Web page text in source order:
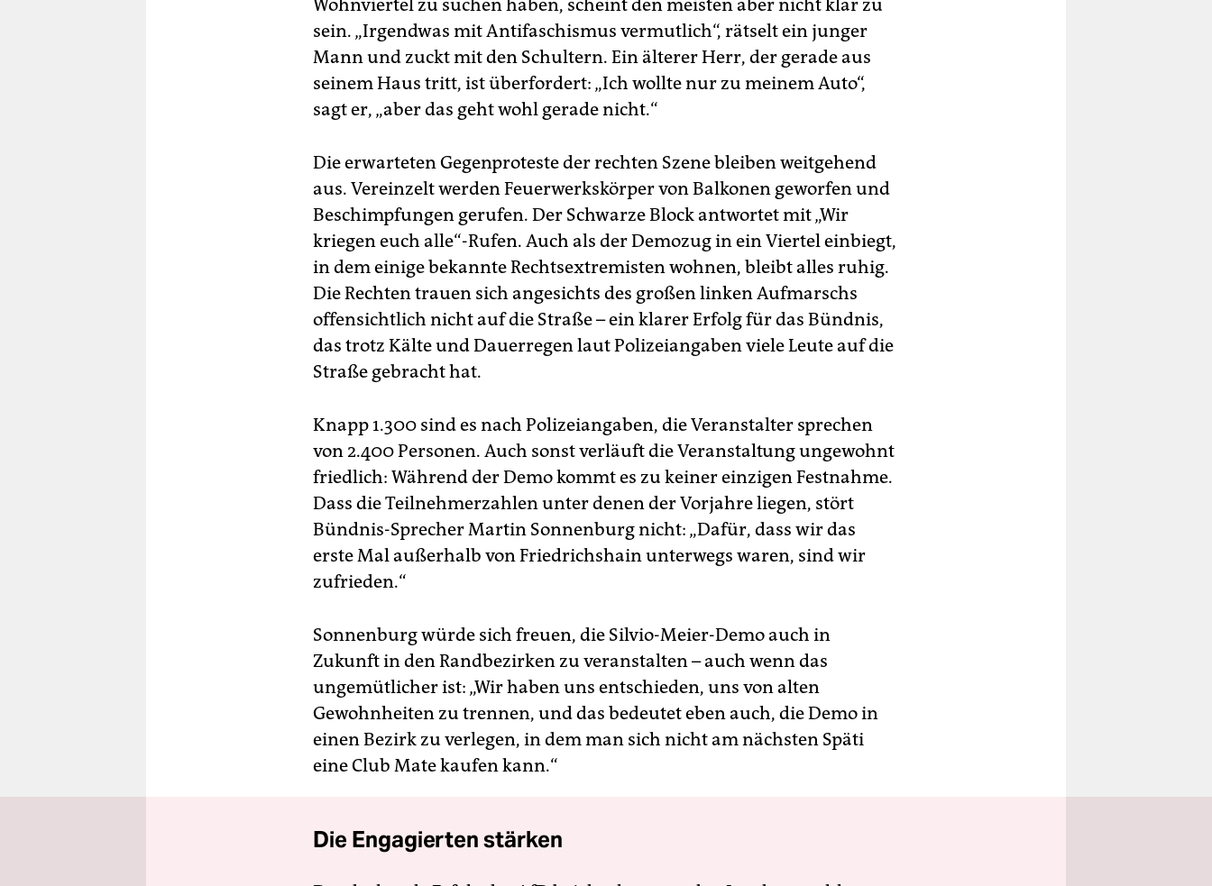
Wohnviertel zu suchen haben, scheint den meisten aber nicht klar zu
sein. „Irgendwas mit Antifaschismus vermutlich“, rätselt ein junger
Mann und zuckt mit den Schultern. Ein älterer Herr, der gerade aus
seinem Haus tritt, ist überfordert: „Ich wollte nur zu meinem Auto“,
sagt er, „aber das geht wohl gerade nicht.“
Die erwarteten Gegenproteste der rechten Szene bleiben weitgehend
aus. Vereinzelt werden Feuerwerkskörper von Balkonen geworfen und
Beschimpfungen gerufen. Der Schwarze Block antwortet mit „Wir
kriegen euch alle“-Rufen. Auch als der Demozug in ein Viertel einbiegt,
in dem einige bekannte Rechtsextremisten wohnen, bleibt alles ruhig.
Die Rechten trauen sich angesichts des großen linken Aufmarschs
offensichtlich nicht auf die Straße – ein klarer Erfolg für das Bündnis,
das trotz Kälte und Dauerregen laut Polizeiangaben viele Leute auf die
Straße gebracht hat.
Knapp 1.300 sind es nach Polizeiangaben, die Veranstalter sprechen
von 2.400 Personen. Auch sonst verläuft die Veranstaltung ungewohnt
friedlich: Während der Demo kommt es zu keiner einzigen Festnahme.
Dass die Teilnehmerzahlen unter denen der Vorjahre liegen, stört
Bündnis-Sprecher Martin Sonnenburg nicht: „Dafür, dass wir das
erste Mal außerhalb von Friedrichshain unterwegs waren, sind wir
zufrieden.“
Sonnenburg würde sich freuen, die Silvio-Meier-Demo auch in
Zukunft in den Randbezirken zu veranstalten – auch wenn das
ungemütlicher ist: „Wir haben uns entschieden, uns von alten
Gewohnheiten zu trennen, und das bedeutet eben auch, die Demo in
einen Bezirk zu verlegen, in dem man sich nicht am nächsten Späti
eine Club Mate kaufen kann.“
Die Engagierten stärken